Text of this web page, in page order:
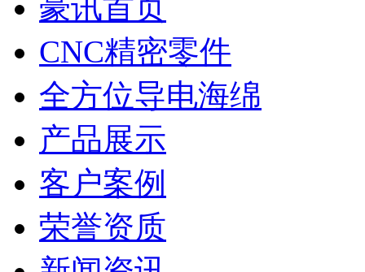
豪讯首页
CNC精密零件
全方位导电海绵
产品展示
客户案例
荣誉资质